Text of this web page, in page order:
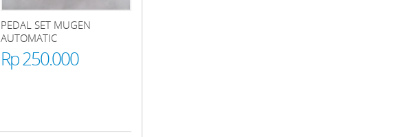
PEDAL SET MUGEN
AUTOMATIC
Rp 250.000